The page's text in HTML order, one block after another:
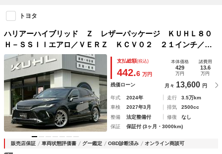
トヨタ
ハリアーハイブリッド Ｚ レザーパッケージ ＫＵＨＬ８０
Ｈ－ＳＳＩＩエアロ／ＶＥＲＺ ＫＣＶ０２ ２１インチ／Ｋ
ＵＨＬ４本出しマフラー／ＶＡＬＥＮＴＩテールランプ／ＪＢ
Ｌプレミアムサウンド／パノラミックビューモニター／禁煙車
／ワンオーナー車
支払総額(税込)
442.6 万円
本体価格
429
万円
諸費用
13.6
万円
残価ローン 月々 13,600 円
年式 2024年 走行
3.5万km
車検
2027年3月 排気
2500cc
整備
法定整備付 修復
なし
保証
保証付 (3ヶ月・3000km)
販売店保証 車両状態評価書 グー鑑定 OBD診断済み オンライン商談可